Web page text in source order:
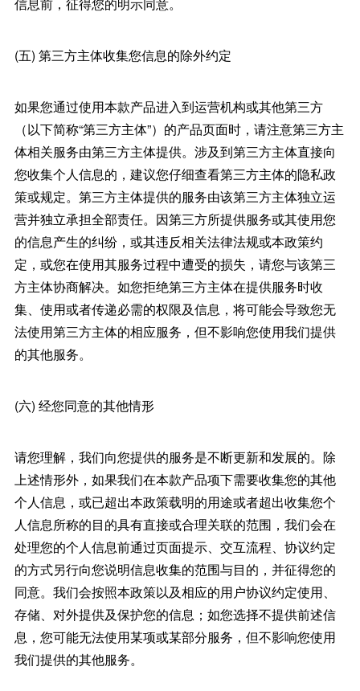
(五) 第三方主体收集您信息的除外约定
如果您通过使用本款产品进入到运营机构或其他第三方
（以下简称“第三方主体”）的产品页面时，请注意第三方主
体相关服务由第三方主体提供。涉及到第三方主体直接向
您收集个人信息的，建议您仔细查看第三方主体的隐私政
策或规定。第三方主体提供的服务由该第三方主体独立运
营并独立承担全部责任。因第三方所提供服务或其使用您
的信息产生的纠纷，或其违反相关法律法规或本政策约
定，或您在使用其服务过程中遭受的损失，请您与该第三
方主体协商解决。如您拒绝第三方主体在提供服务时收
集、使用或者传递必需的权限及信息，将可能会导致您无
法使用第三方主体的相应服务，但不影响您使用我们提供
的其他服务。
(六) 经您同意的其他情形
请您理解，我们向您提供的服务是不断更新和发展的。除
上述情形外，如果我们在本款产品项下需要收集您的其他
个人信息，或已超出本政策载明的用途或者超出收集您个
人信息所称的目的具有直接或合理关联的范围，我们会在
处理您的个人信息前通过页面提示、交互流程、协议约定
的方式另行向您说明信息收集的范围与目的，并征得您的
同意。我们会按照本政策以及相应的用户协议约定使用、
存储、对外提供及保护您的信息；如您选择不提供前述信
息，您可能无法使用某项或某部分服务，但不影响您使用
我们提供的其他服务。